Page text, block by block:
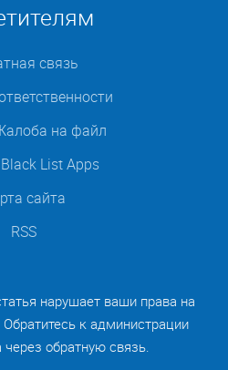
связь
на файл
List Apps
сайта
RSS
нарушает ваши права на
к администрации
через обратную связь.